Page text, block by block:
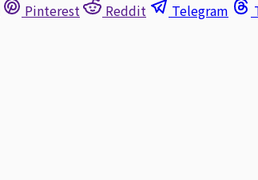
Pinterest Reddit Telegram